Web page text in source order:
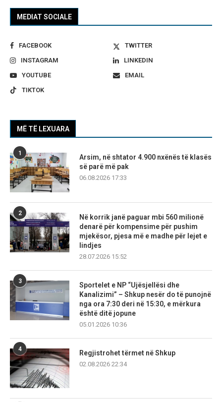
MEDIAT SOCIALE
FACEBOOK
TWITTER
INSTAGRAM
LINKEDIN
YOUTUBE
EMAIL
TIKTOK
MË TË LEXUARA
1
Arsim, në shtator 4.900 nxënës të klasës
së parë më pak
06.08.2026 17:33
2
Në korrik janë paguar mbi 560 milionë
denarë për kompensime për pushim
mjekësor, pjesa më e madhe për lejet e
lindjes
28.07.2026 15:52
3
Sportelet e NP “Ujësjellësi dhe
Kanalizimi” – Shkup nesër do të punojnë
nga ora 7:30 deri në 15:30, e mërkura
është ditë jopune
05.01.2026 10:36
4
Regjistrohet tërmet në Shkup
02.08.2026 22:34